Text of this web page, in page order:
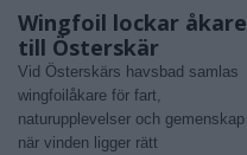
Wingfoil lockar åkare
till Österskär
Vid Österskärs havsbad samlas
wingfoilåkare för fart,
naturupplevelser och gemenskap
när vinden ligger rätt